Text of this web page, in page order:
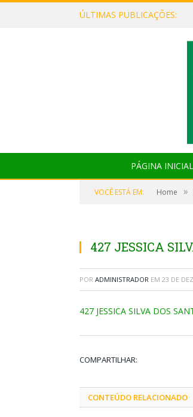
ÚLTIMAS PUBLICAÇÕES:
PÁGINA INICIAL
VOCÊ ESTÁ EM: Home »
427 JESSICA
POR ADMINISTRADOR EM 23 DE
427 JESSICA SILVA DOS
COMPARTILHAR:
CONTEÚDO RELACIONADO